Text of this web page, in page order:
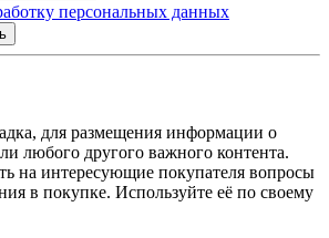
персональных данных
для размещения информации о
любого другого важного контента.
на интересующие покупателя вопросы
в покупке. Используйте её по своему